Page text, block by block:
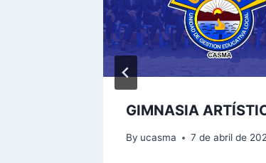
GIMNASIA
By ucasma 7 de abril de